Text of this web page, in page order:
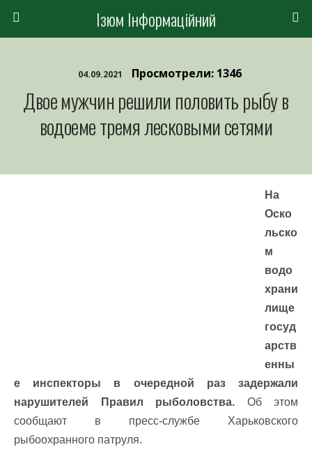
Ізюм Інформаційний
04.09.2021 Просмотрели: 1346
Двое мужчин решили половить рыбу в
водоеме тремя лесковыми сетями
На
Оско
льско
м
водо
храни
лище
госуд
арств
енны
е инспекторы в очередной раз задержали
нарушителей Правил рыболовства. Об этом
сообщают в пресс-службе Харьковского
рыбоохранного патруля.